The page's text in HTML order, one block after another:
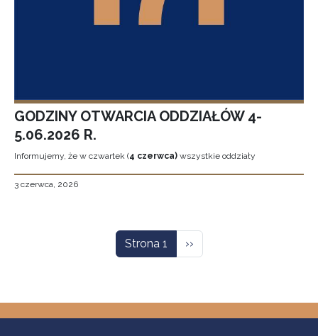
GODZINY OTWARCIA ODDZIAŁÓW 4-
5.06.2026 R.
Informujemy, że w czwartek (4 czerwca) wszystkie oddziały
3 czerwca, 2026
Strona 1 Następna strona
››